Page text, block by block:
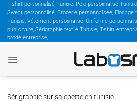
Passer
contenu
T-shirt personnalisé Tunisie, Polo personnalisé
Sweat personnalisé, Broderie personnalisée,
Tunisie, Vêtement personnalisé, Uniforme
publicitaire, Sérigraphie textile Tunisie, T-shirt
brodé entreprise,
Sérigraphie sur salopette en tunisie